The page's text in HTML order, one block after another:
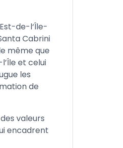
de-l‘Île-
Cabrini
même que
et celui
les
de
valeurs
encadrent